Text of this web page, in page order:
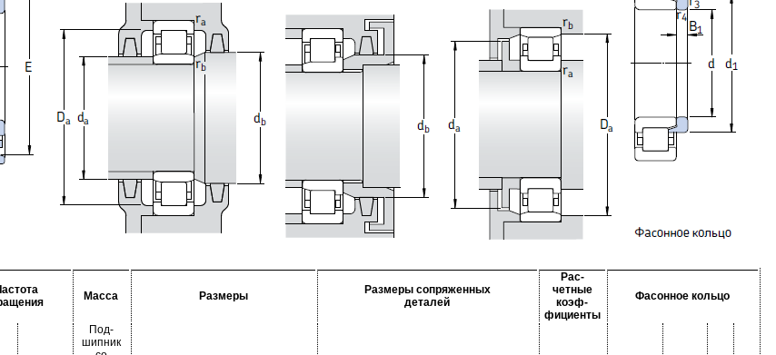
Масса Размеры
Размеры сопряженных
деталей
Рас-
четные
коэф-
фициенты
Фасонное кольцо
Под-
шипник